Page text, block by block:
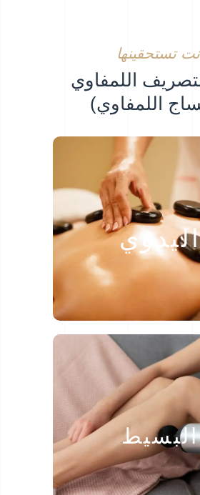
تستحقينها
اللمفاوي
اللمفاوي)
اللمفاوي من قبل
متخصص أو معالج مؤهل.
البسيط
التقنيات التي يمكن لأي
شخص استخدامها في المنزل.